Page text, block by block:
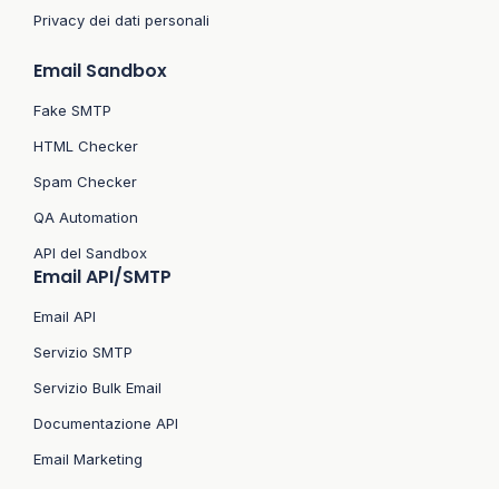
Privacy dei dati personali
Email Sandbox
Fake SMTP
HTML Checker
Spam Checker
QA Automation
API del Sandbox
Email API/SMTP
Email API
Servizio SMTP
Servizio Bulk Email
Documentazione API
Email Marketing